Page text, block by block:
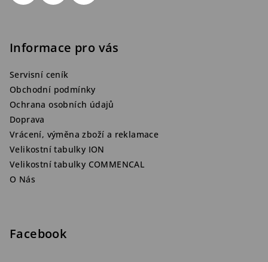
Informace pro vás
Servisní ceník
Obchodní podmínky
Ochrana osobních údajů
Doprava
Vrácení, výměna zboží a reklamace
Velikostní tabulky ION
Velikostní tabulky COMMENCAL
O Nás
Facebook